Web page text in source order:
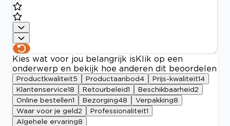
Kies wat voor jou belangrijk is Klik op een
onderwerp en bekijk hoe anderen dit beoordelen
Productkwaliteit5 Productaanbod4 Prijs-kwaliteit14
Klantenservice18 Retourbeleid1 Beschikbaarheid2
Online bestellen1 Bezorging48 Verpakking8
Waar voor je geld2 Professionaliteit1
Algehele ervaring8